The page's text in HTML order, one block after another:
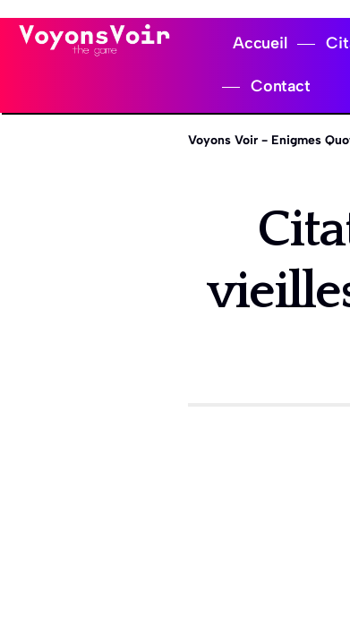
Accueil
Contact
Voyons Voir - Enigmes